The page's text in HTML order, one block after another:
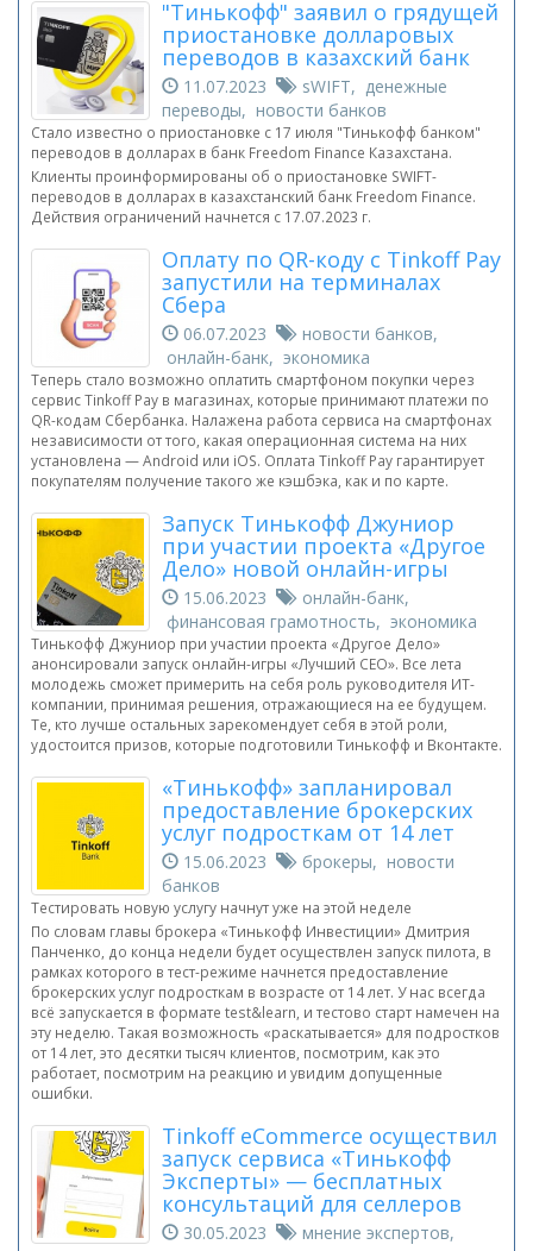
"Тинькофф" заявил о грядущей
приостановке долларовых
переводов в казахский банк
11.07.2023
sWIFT, денежные
переводы, новости банков
Стало известно о приостановке с 17 июля "Тинькофф банком"
переводов в долларах в банк Freedom Finance Казахстана.
Клиенты проинформированы об о приостановке SWIFT-
переводов в долларах в казахстанский банк Freedom Finance.
Действия ограничений начнется с 17.07.2023 г.
Оплату по QR-коду с Tinkoff Pay
запустили на терминалах
Сбера
06.07.2023
новости банков,
онлайн-банк, экономика
Теперь стало возможно оплатить смартфоном покупки через
сервис Tinkoff Pay в магазинах, которые принимают платежи по
QR-кодам Сбербанка. Налажена работа сервиса на смартфонах
независимости от того, какая операционная система на них
установлена — Android или iOS. Оплата Tinkoff Pay гарантирует
покупателям получение такого же кэшбэка, как и по карте.
Запуск Тинькофф Джуниор
при участии проекта «Другое
Дело» новой онлайн-игры
15.06.2023
онлайн-банк,
финансовая грамотность, экономика
Тинькофф Джуниор при участии проекта «Другое Дело»
анонсировали запуск онлайн-игры «Лучший CEO». Все лета
молодежь сможет примерить на себя роль руководителя ИТ-
компании, принимая решения, отражающиеся на ее будущем.
Те, кто лучше остальных зарекомендует себя в этой роли,
удостоится призов, которые подготовили Тинькофф и Вконтакте.
«Тинькофф» запланировал
предоставление брокерских
услуг подросткам от 14 лет
15.06.2023
брокеры, новости
банков
Тестировать новую услугу начнут уже на этой неделе
По словам главы брокера «Тинькофф Инвестиции» Дмитрия
Панченко, до конца недели будет осуществлен запуск пилота, в
рамках которого в тест-режиме начнется предоставление
брокерских услуг подросткам в возрасте от 14 лет. У нас всегда
всё запускается в формате test&learn, и тестово старт намечен на
эту неделю. Такая возможность «раскатывается» для подростков
от 14 лет, это десятки тысяч клиентов, посмотрим, как это
работает, посмотрим на реакцию и увидим допущенные
ошибки.
Tinkoff eCommerce осуществил
запуск сервиса «Тинькофф
Эксперты» — бесплатных
консультаций для селлеров
30.05.2023
мнение экспертов,